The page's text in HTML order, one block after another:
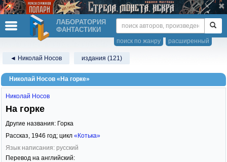
ЛАБОРАТОРИЯ
ФАНТАСТИКИ
расширенный
поиск по жанру
◄ Николай Носов издания (121)
Николай Носов «На горке»
Николай Носов
На горке
Другие названия: Горка
Рассказ, 1946 год; цикл «Котька»
Язык написания: русский
Перевод на английский: